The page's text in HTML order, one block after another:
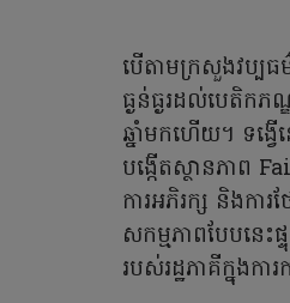
បើតាមក្រសួងវប្បធ
ធ្ងន់ធ្ងរដល់បេតិកភ
ឆ្នាំមកហើយ។ ទង្វើ
បង្កើតស្ថានភាព
ការអភិរក្ស និងកា
សកម្មភាពបែបនេះ
របស់រដ្ឋភាគីក្នុងក